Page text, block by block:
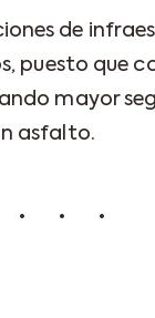
de
puesto que
mayor
asfalto.